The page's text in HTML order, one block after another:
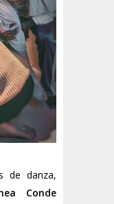
de danza,
Conde